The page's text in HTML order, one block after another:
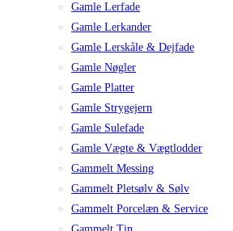
Gamle Lerfade
Gamle Lerkander
Gamle Lerskåle & Dejfade
Gamle Nøgler
Gamle Platter
Gamle Strygejern
Gamle Sulefade
Gamle Vægte & Vægtlodder
Gammelt Messing
Gammelt Pletsølv & Sølv
Gammelt Porcelæn & Service